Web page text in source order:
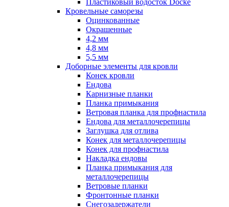
Пластиковый водосток Docke
Кровельные саморезы
Оцинкованные
Окрашенные
4,2 мм
4,8 мм
5,5 мм
Доборные элементы для кровли
Конек кровли
Ендова
Карнизные планки
Планка примыкания
Ветровая планка для профнастила
Ендова для металлочерепицы
Заглушка для отлива
Конек для металлочерепицы
Конек для профнастила
Накладка ендовы
Планка примыкания для
металлочерепицы
Ветровые планки
Фронтонные планки
Снегозадержатели